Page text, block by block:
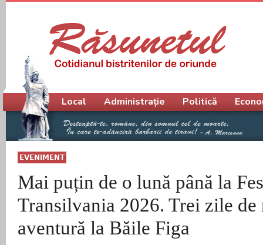
EVENIMENT
Mai puțin de o lună până la
Transilvania 2026. Trei zile
aventură la Băile Figa
Meniu principal
Local Administrație Politică